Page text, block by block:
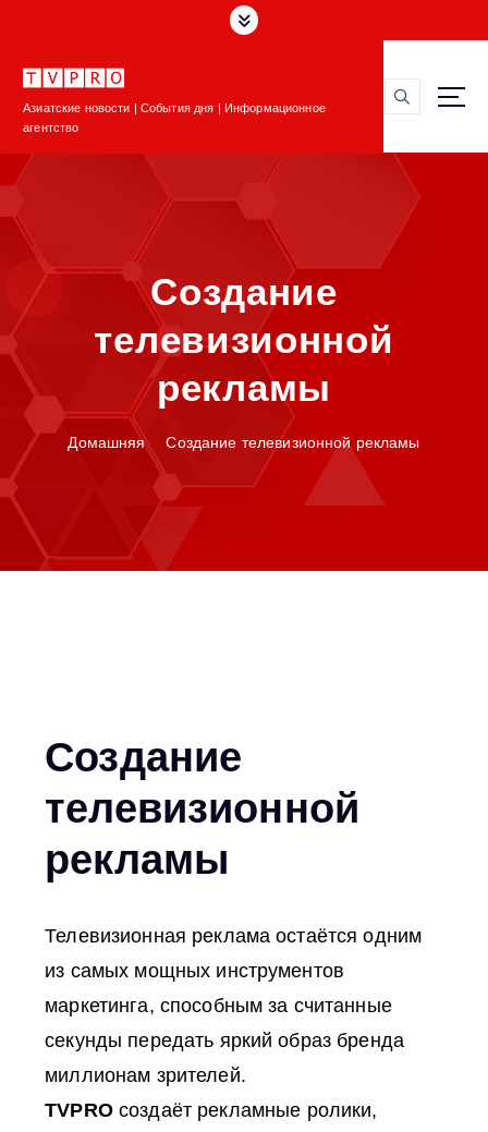
к
Азиатские новости | События дня | Информационное
агентство
Создание
телевизионной
рекламы
Домашняя Создание телевизионной рекламы
Создание
телевизионной
рекламы
Телевизионная реклама остаётся одним
из самых мощных инструментов
маркетинга, способным за считанные
секунды передать яркий образ бренда
миллионам зрителей.
TVPROсоздаёт рекламные ролики,